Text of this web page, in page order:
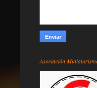
Asociación